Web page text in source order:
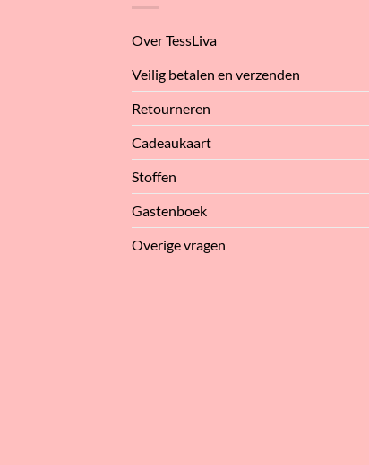
Over TessLiva
Veilig betalen en verzenden
Retourneren
Cadeaukaart
Stoffen
Gastenboek
Overige vragen